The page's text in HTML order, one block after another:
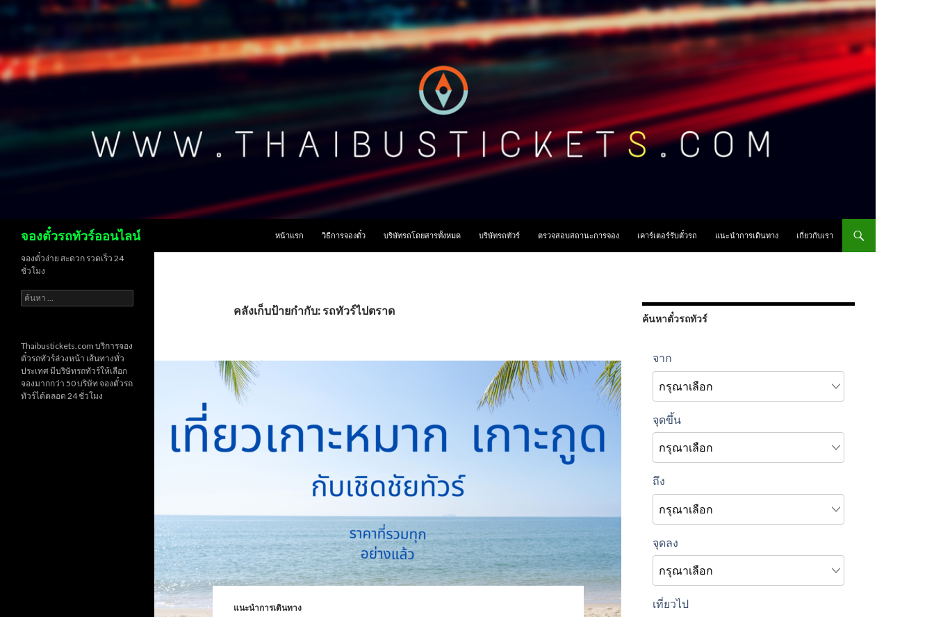
จองตั๋วรถทัวร์ออนไลน์
หน้าแรก
วิธีการจองตั๋ว บริษัทรถโดยสารทั้งหมด บริษัทรถทัวร์ ตรวจสอบสถานะการจอง เคาร์เตอร์รับตั๋วรถ แนะนำการเดินทาง เกี่ยวกับเรา
คลังเก็บป้ายกำกับ: รถทัวร์ไปตราด
แนะนำการเดินทาง
ค้นหาตั๋วรถทัวร์
จองตั๋วง่าย สะดวก รวดเร็ว 24
ชั่วโมง
ค้นหา
สำหรับ:
Thaibustickets.com บริการจอง
ตั๋วรถทัวร์ล่วงหน้า เส้นทางทั่ว
ประเทศ มีบริษัทรถทัวร์ให้เลือก
จองมากกว่า 50 บริษัท จองตั๋วรถ
ทัวร์ได้ตลอด 24 ชั่วโมง